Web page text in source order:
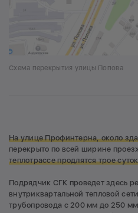
Схема перекрытия улицы Попова
На улице Профинтерна,около
перекрыто по всей ширине
теплотрассе продлятся трое
Подрядчик СГК проведет здесь
внутриквартальной тепловой
трубопровода с 200 мм до 250